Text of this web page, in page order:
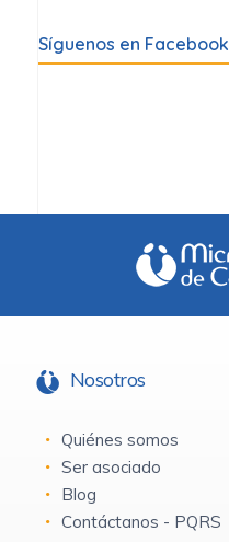
Síguenos en Facebook
Nosotros
Quiénes somos
Ser asociado
Blog
Contáctanos - PQRS